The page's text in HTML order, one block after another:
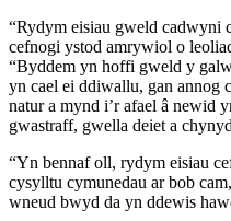
“Rydym eisiau gweld
cefnogi ystod amrywiol o
“Byddem yn hoffi gweld y
yn cael ei ddiwallu, gan annog
natur a mynd i’r afael â newid
gwastraff, gwella deiet a
“Yn bennaf oll, rydym eisiau
cysylltu cymunedau ar bob
wneud bwyd da yn ddewis